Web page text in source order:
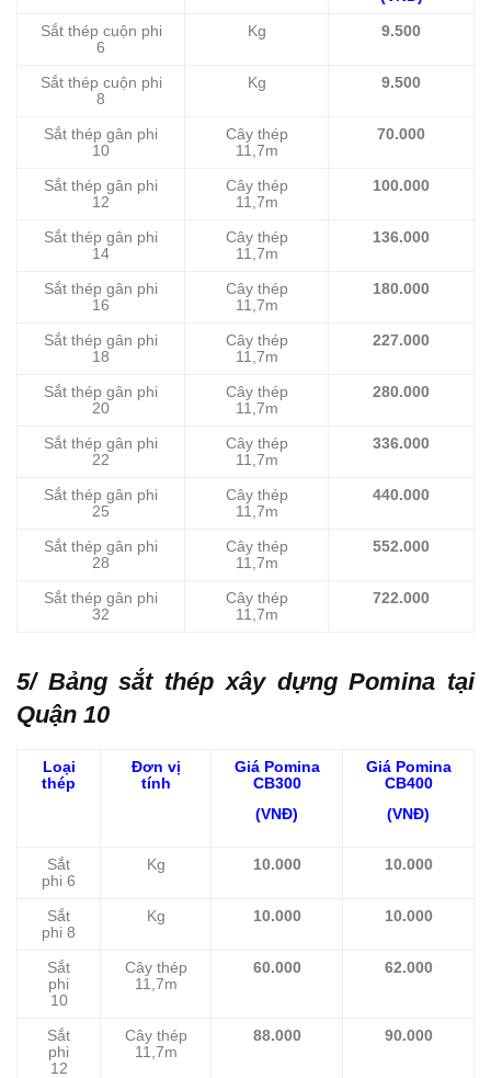
Sắt thép cuộn phi
6
Kg 9.500
Sắt thép cuộn phi
8
Kg 9.500
Sắt thép gân phi
10
Cây thép
11,7m
70.000
Sắt thép gân phi
12
Cây thép
11,7m
100.000
Sắt thép gân phi
14
Cây thép
11,7m
136.000
Sắt thép gân phi
16
Cây thép
11,7m
180.000
Sắt thép gân phi
18
Cây thép
11,7m
227.000
Sắt thép gân phi
20
Cây thép
11,7m
280.000
Sắt thép gân phi
22
Cây thép
11,7m
336.000
Sắt thép gân phi
25
Cây thép
11,7m
440.000
Sắt thép gân phi
28
Cây thép
11,7m
552.000
Sắt thép gân phi
32
Cây thép
11,7m
722.000
5/ Bảng sắt thép xây dựng Pomina tại
Quận 10
Loại
thép
Đơn vị
tính
Giá Pomina
CB300
(VNĐ)
Giá Pomina
CB400
(VNĐ)
Sắt
phi 6
Kg 10.000 10.000
Sắt
phi 8
Kg 10.000 10.000
Sắt
phi
10
Cây thép
11,7m
60.000 62.000
Sắt
phi
12
Cây thép
11,7m
88.000 90.000